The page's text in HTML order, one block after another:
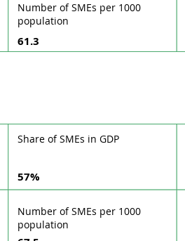
Number of SMEs per 1000
population
61.3
Share of SMEs in GDP
57%
Number of SMEs per 1000
population